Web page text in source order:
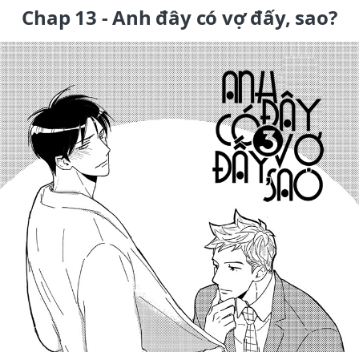
Chap 13 - Anh đây có vợ đấy, sao?